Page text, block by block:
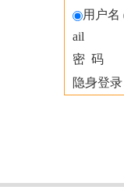
用户名
ail
密 码
隐身登录